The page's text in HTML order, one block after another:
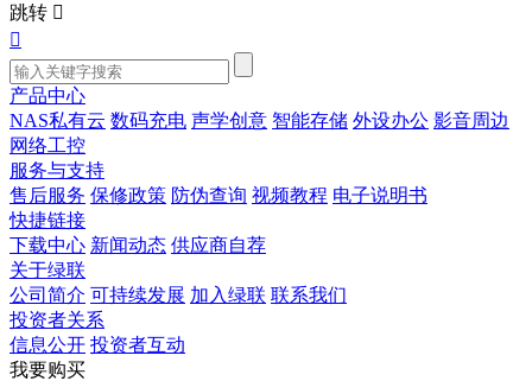
跳转 

产品中心
NAS私有云 数码充电 声学创意 智能存储 外设办公 影音周边
网络工控
服务与支持
售后服务 保修政策 防伪查询 视频教程 电子说明书
快捷链接
下载中心 新闻动态 供应商自荐
关于绿联
公司简介 可持续发展 加入绿联 联系我们
投资者关系
信息公开 投资者互动
我要购买